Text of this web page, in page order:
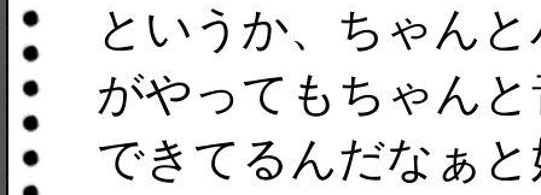
というか、ちゃん
がやってもちゃん
できてるんだなぁ